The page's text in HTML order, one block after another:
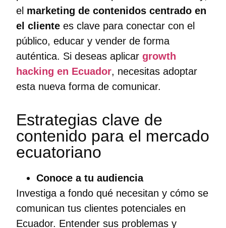
el marketing de contenidos centrado en
el cliente es clave para conectar con el
público, educar y vender de forma
auténtica. Si deseas aplicargrowth
hacking en Ecuador, necesitas adoptar
esta nueva forma de comunicar.
Estrategias clave de
contenido para el mercado
ecuatoriano
Conoce a tu audiencia
Investiga a fondo qué necesitan y cómo se
comunican tus clientes potenciales en
Ecuador. Entender sus problemas y